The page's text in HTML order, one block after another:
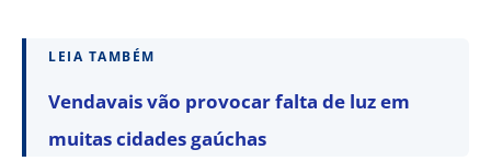
LEIA TAMBÉM
Vendavais vão provocar falta de luz em
muitas cidades gaúchas